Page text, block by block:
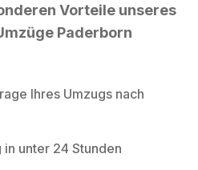
Vorteile unseres
Paderborn
Ihres Umzugs nach
unter 24 Stunden